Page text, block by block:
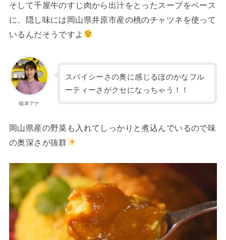
そして千屋牛のすじ肉から出汁をとったスープをベース
に、隠し味には岡山県井原市産の桃のチャツネを使って
いるんだそうですよ
福本アナ
スパイシーさの奥に感じるほのかなフル
ーティーさがクセになっちゃう！！
岡山県産の野菜も入れてしっかりと煮込んでいるので味
の奥深さが抜群